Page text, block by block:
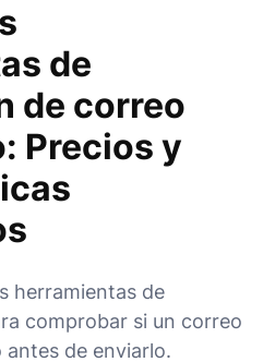
de
de correo
Precios y
herramientas de
comprobar si un correo
de enviarlo.